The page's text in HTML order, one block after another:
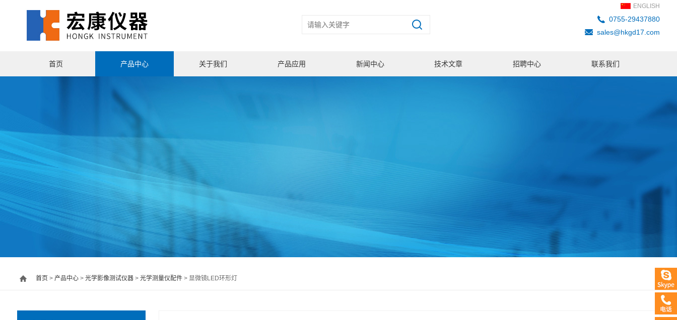
ENGLISH
0755-29437880
sales@hkgd17.com
首页 产品中心 关于我们 产品应用 新闻中心 技术文章 招聘中心 联系我们
首页 > 产品中心> 光学影像测试仪器> 光学测量仪配件> 显微镜LED环形灯